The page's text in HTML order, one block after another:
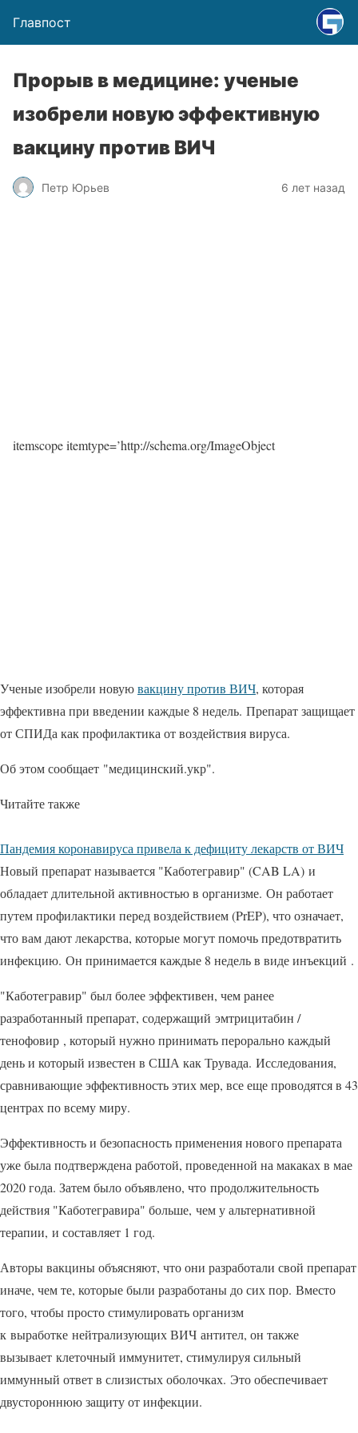
Главпост
Прорыв в медицине: ученые
изобрели новую эффективную
вакцину против ВИЧ
Петр Юрьев 6 лет назад
itemscope itemtype=’http://schema.org/ImageObject
Ученые изобрели новуювакцину против ВИЧ, которая
эффективна при введении каждые 8 ​​недель. Препарат защищает
от СПИДа как профилактика от воздействия вируса.
Об этом сообщает "медицинский.укр".
Читайте также
Пандемия коронавируса привела к дефициту лекарств от ВИЧ
Новый препарат называется "Каботегравир" (CAB LA) и
обладает длительной активностью в организме. Он работает
путем профилактики перед воздействием (PrEP), что означает,
что вам дают лекарства, которые могут помочь предотвратить
инфекцию. Он принимается каждые 8 ​​недель в виде инъекций .
"Каботегравир" был более эффективен, чем ранее
разработанный препарат, содержащий эмтрицитабин /
тенофовир , который нужно принимать перорально каждый
день и который известен в США как Трувада. Исследования,
сравнивающие эффективность этих мер, все еще проводятся в 43
центрах по всему миру.
Эффективность и безопасность применения нового препарата
уже была подтверждена работой, проведенной на макаках в мае
2020 года. Затем было объявлено, что продолжительность
действия "Каботегравира" больше, чем у альтернативной
терапии, и составляет 1 год.
Авторы вакцины объясняют, что они разработали свой препарат
иначе, чем те, которые были разработаны до сих пор. Вместо
того, чтобы просто стимулировать организм
к выработке нейтрализующих ВИЧ антител, он также
вызывает клеточный иммунитет, стимулируя сильный
иммунный ответ в слизистых оболочках. Это обеспечивает
двустороннюю защиту от инфекции.